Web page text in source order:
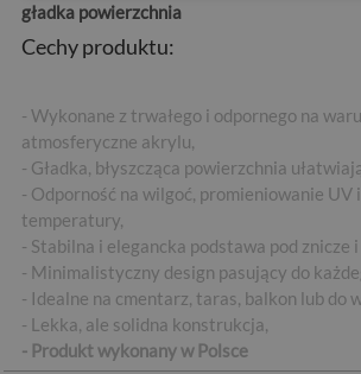
gładka powierzchnia
Cechy produktu:
- Wykonane z trwałego i odpornego na
atmosferyczne akrylu,
- Gładka, błyszcząca powierzchnia
- Odporność na wilgoć, promieniowanie UV
temperatury,
- Stabilna i elegancka podstawa pod znicze
- Minimalistyczny design pasujący do
- Idealne na cmentarz, taras, balkon lub do
- Lekka, ale solidna konstrukcja,
- Produkt wykonany w Polsce